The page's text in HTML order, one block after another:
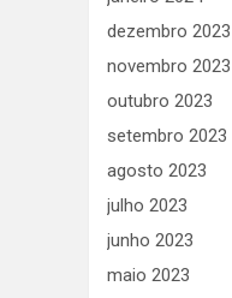
dezembro 2023
novembro 2023
outubro 2023
setembro 2023
agosto 2023
julho 2023
junho 2023
maio 2023